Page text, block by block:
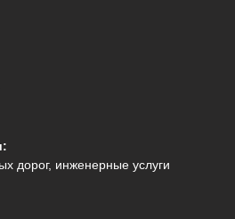
дорог, инженерные услуги